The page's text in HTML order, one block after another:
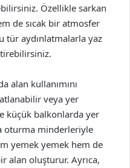
Özellikle sarkan
de sıcak bir atmosfer
tür aydınlatmalarla yaz
alan kullanımını
veya yer
küçük balkonlarda yer
oturma minderleriyle
yemek yemek hem de
alan oluşturur. Ayrıca,